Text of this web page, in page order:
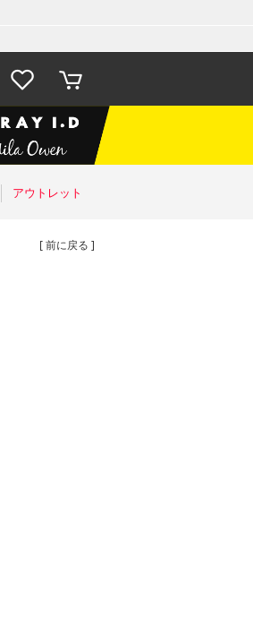
お気に入
り
カート
アウトレット
[ 前に戻る ]